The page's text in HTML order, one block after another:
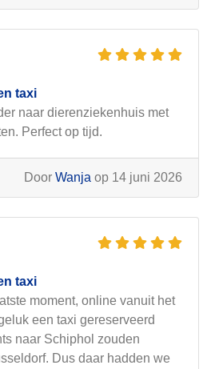
taxi
naar dierenziekenhuis met
Perfect op tijd.
Door Wanja op 14 juni 2026
taxi
moment, online vanuit het
een taxi gereserveerd
naar Schiphol zouden
Dus daar hadden we